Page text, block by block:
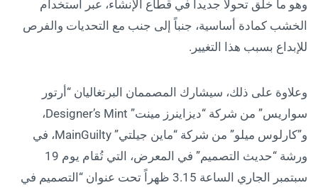
وهو ما خلق تحولاً جديداً في قطاع الإنشاء، عبر استخدام
الخشب كمادة أساسية، جنباً إلى جنب مع التحديات والفرص
للإبداع بسبب هذا التغيير.
وعلاوة على ذلك، سيشارك المصممان البرتغاليان “أرتور
سواريس” من شركة “ديزاينرز مينت” Designer’s Mint،
و”كارلوس ميلو” من شركة “ماين جيلتي” MainGuilty، في
ورشة “حديث التصميم” في المعرض، التي تُقام يوم 19
سبتمبر الجاري الساعة 3.15 ظهراً تحت عنوان “التصميم في